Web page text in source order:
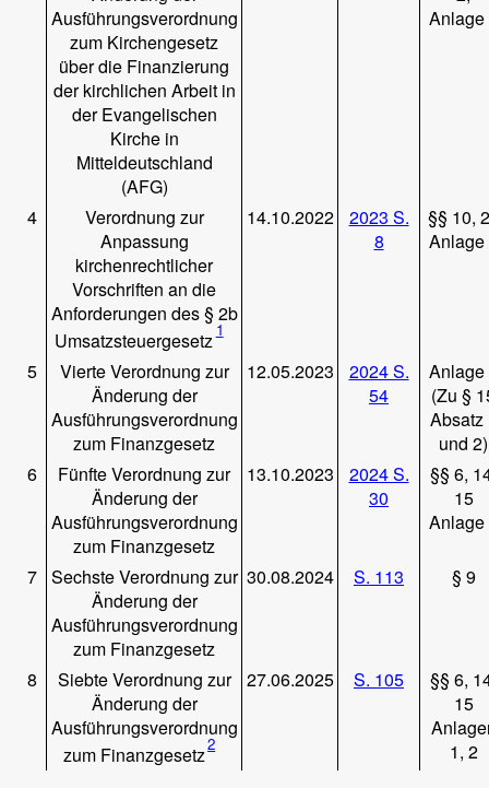
Ausführungsverordnung
zum Kirchengesetz
über die Finanzierung
der kirchlichen Arbeit in
der Evangelischen
Kirche in
Mitteldeutschland
(AFG)
Anlage
4
Verordnung zur
Anpassung
kirchenrechtlicher
Vorschriften an die
Anforderungen des § 2b
Umsatzsteuergesetz 1
14.10.2022
2023 S.
8
§§ 10,
Anlage
5
Vierte Verordnung zur
Änderung der
Ausführungsverordnung
zum Finanzgesetz
12.05.2023
2024 S.
54
Anlage
(Zu §
Absatz
und 2)
6
Fünfte Verordnung zur
Änderung der
Ausführungsverordnung
zum Finanzgesetz
13.10.2023
2024 S.
30
§§ 6,
15
Anlage
7 Sechste Verordnung zur
Änderung der
Ausführungsverordnung
zum Finanzgesetz
30.08.2024 S. 113 § 9
8
Siebte Verordnung zur
Änderung der
Ausführungsverordnung
zum Finanzgesetz2
27.06.2025 S. 105
§§ 6,
15
1, 2